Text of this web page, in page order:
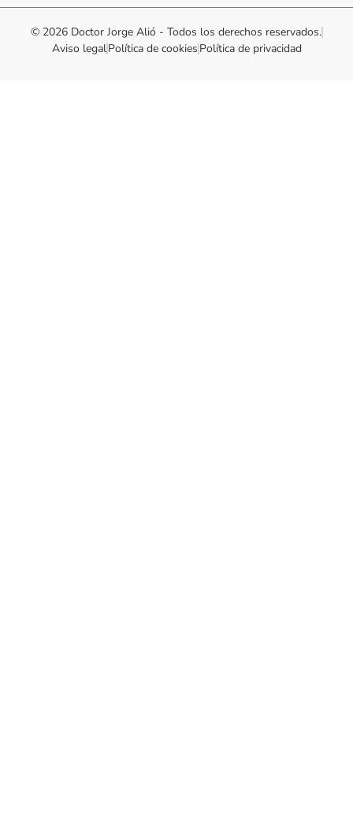
© 2026 Doctor Jorge Alió - Todos los derechos reservados.
Aviso legalPolítica de cookies Política de privacidad